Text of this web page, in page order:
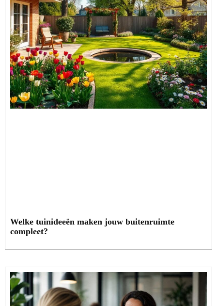
Welke tuinideeën maken jouw buitenruimte
compleet?